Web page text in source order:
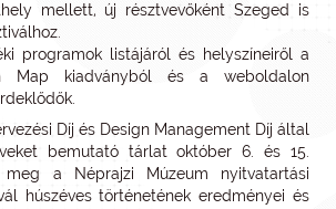
mellett, új résztvevőként Szeged is
programok listájáról és helyszíneiről a
Map kiadványból és a weboldalon
Díj és Design Management Díj által
bemutató tárlat október 6. és 15.
meg a Néprajzi Múzeum nyitvatartási
húszéves történetének eredményei és